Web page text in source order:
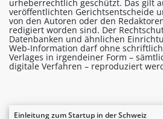
Einleitung zum Startup in der Schweiz
urheberrechtlich geschützt. Das gilt
veröffentlichten Gerichtsentscheide
von den Autoren oder den
redigiert worden sind. Der
Datenbanken und ähnlichen
Web-Information darf ohne
Verlages in irgendeiner Form –
digitale Verfahren – reproduziert